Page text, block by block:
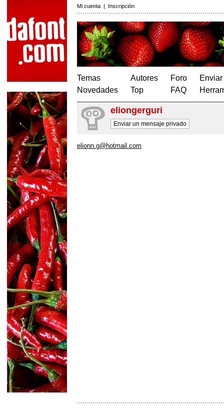
Mi cuenta | Inscripción
Temas
Novedades
Autores
Top
Foro
FAQ
eliongerguri
Enviar un mensaje privado
elionn.g@hotmail.com